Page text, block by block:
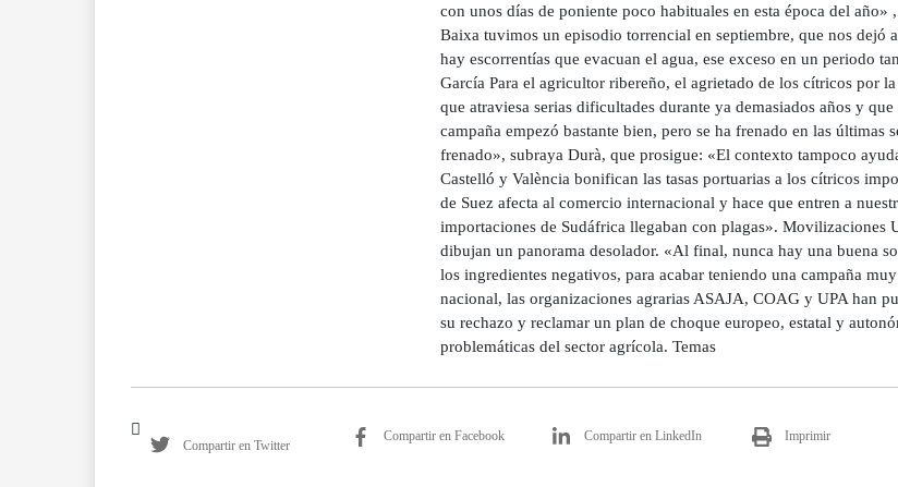
con unos días de poniente poco habituales en esta época del
Baixa tuvimos un episodio torrencial en septiembre, que nos dejó
hay escorrentías que evacuan el agua, ese exceso en un periodo
García Para el agricultor ribereño, el agrietado de los cítricos por
que atraviesa serias dificultades durante ya demasiados años y
campaña empezó bastante bien, pero se ha frenado en las últimas
frenado», subraya Durà, que prosigue: «El contexto tampoco
Castelló y València bonifican las tasas portuarias a los cítricos
de Suez afecta al comercio internacional y hace que entren a
importaciones de Sudáfrica llegaban con plagas». Movilizaciones
dibujan un panorama desolador. «Al final, nunca hay una buena
los ingredientes negativos, para acabar teniendo una campaña
nacional, las organizaciones agrarias ASAJA, COAG y UPA han
su rechazo y reclamar un plan de choque europeo, estatal y
problemáticas del sector agrícola. Temas
Compartir en Twitter
Compartir en Facebook Compartir en LinkedIn Imprimir